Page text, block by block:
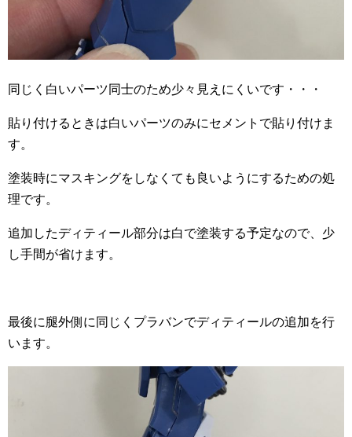
同じく白いパーツ同士のため少々見えにくいです・・・
貼り付けるときは白いパーツのみにセメントで貼り付けま
す。
塗装時にマスキングをしなくても良いようにするための処
理です。
追加したディティール部分は白で塗装する予定なので、少
し手間が省けます。
最後に腿外側に同じくプラバンでディティールの追加を行
います。